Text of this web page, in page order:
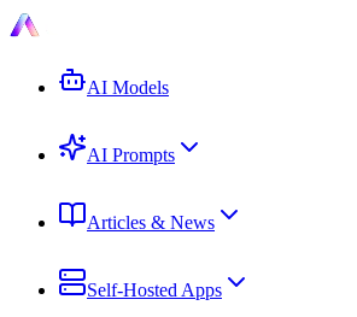
AI Models
AI Prompts
Articles & News
Self-Hosted Apps